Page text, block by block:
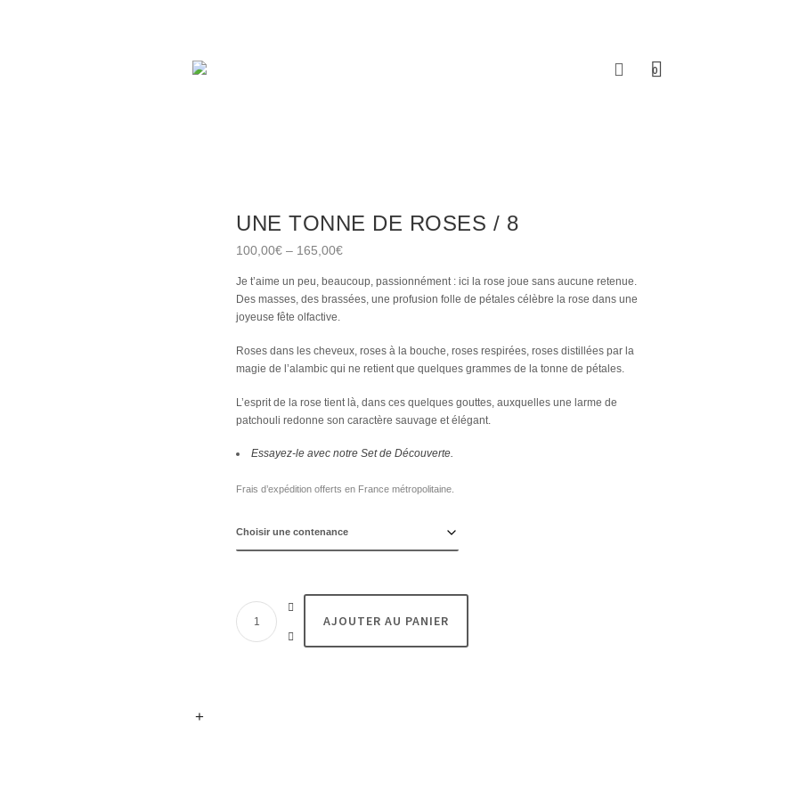
0
UNE TONNE DE ROSES / 8
100,00€ – 165,00€
Je t’aime un peu, beaucoup, passionnément : ici la rose joue sans aucune retenue.
Des masses, des brassées, une profusion folle de pétales célèbre la rose dans une
joyeuse fête olfactive.
Roses dans les cheveux, roses à la bouche, roses respirées, roses distillées par la
magie de l’alambic qui ne retient que quelques grammes de la tonne de pétales.
L’esprit de la rose tient là, dans ces quelques gouttes, auxquelles une larme de
patchouli redonne son caractère sauvage et élégant.
Essayez-le avec notre Set de Découverte.
Frais d’expédition offerts en France métropolitaine.
Une
Tonne
de
AJOUTER AU PANIER
+